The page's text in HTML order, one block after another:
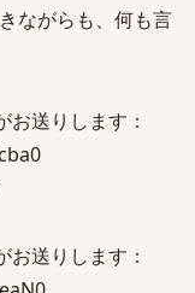
ながらも、何も言
送りします：
送りします：